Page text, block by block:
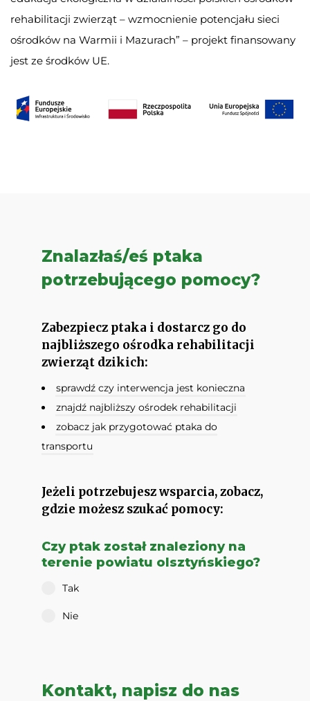
rehabilitacji zwierząt – wzmocnienie potencjału sieci
ośrodków na Warmii i Mazurach” – projekt finansowany
jest ze środków UE.
Znalazłaś/eś ptaka
potrzebującego pomocy?
Zabezpiecz ptaka i dostarcz go do
najbliższego ośrodka rehabilitacji
zwierząt dzikich:
sprawdź czy interwencja jest konieczna
znajdź najbliższy ośrodek rehabilitacji
zobacz jak przygotować ptaka do
transportu
Jeżeli potrzebujesz wsparcia, zobacz,
gdzie możesz szukać pomocy:
Czy ptak został znaleziony na
terenie powiatu olsztyńskiego?
Tak
Nie
Kontakt, napisz do nas